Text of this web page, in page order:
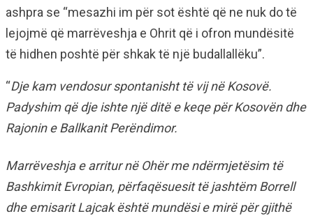
ashpra se “mesazhi im për sot është që ne nuk do të
lejojmë që marrëveshja e Ohrit që i ofron mundësitë
të hidhen poshtë për shkak të një budallallëku”.
“Dje kam vendosur spontanisht të vij në Kosovë.
Padyshim që dje ishte një ditë e keqe për Kosovën dhe
Rajonin e Ballkanit Perëndimor.
Marrëveshja e arritur në Ohër me ndërmjetësim të
Bashkimit Evropian, përfaqësuesit të jashtëm Borrell
dhe emisarit Lajcak është mundësi e mirë për gjithë